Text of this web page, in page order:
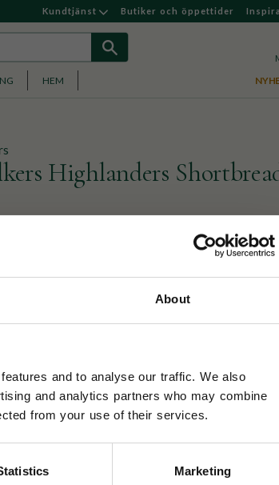
About
and to analyse our traffic. We also
and analytics partners who may combine
from your use of their services.
Marketing
Kundtjänst Butiker och öppettider
HEM
Highlanders
mumsiga Shortbread Highlanders. Perfekt som
Det ultimata tillbehöret till testunden!
över 399 kr
direkt eller inom 30 dagar
teprov i varje beställning